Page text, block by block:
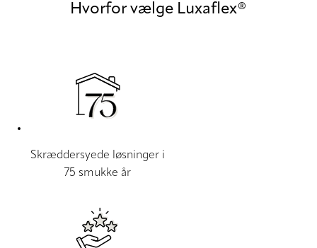
Hvorfor vælge Luxaflex®
Skræddersyede løsninger i
75 smukke år